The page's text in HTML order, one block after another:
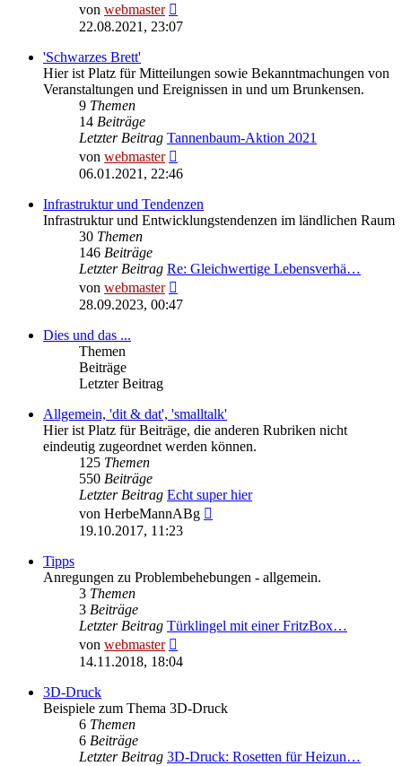
von webmaster
Beitrag
22.08.2021, 23:07
'Schwarzes Brett'
Hier ist Platz für Mitteilungen sowie Bekanntmachungen von
Veranstaltungen und Ereignissen in und um Brunkensen.
9 Themen
14 Beiträge
Letzter Beitrag Tannenbaum-Aktion 2021
von webmaster
Beitrag
06.01.2021, 22:46
Infrastruktur und Tendenzen
Infrastruktur und Entwicklungstendenzen im ländlichen Raum
30 Themen
146 Beiträge
Letzter Beitrag Re: Gleichwertige Lebensverhä…
von webmaster
Beitrag
28.09.2023, 00:47
Dies und das ...
Themen
Beiträge
Letzter Beitrag
Allgemein, 'dit & dat', 'smalltalk'
Hier ist Platz für Beiträge, die anderen Rubriken nicht
eindeutig zugeordnet werden können.
125 Themen
550 Beiträge
Letzter Beitrag Echt super hier
von HerbeMannABg
19.10.2017, 11:23
Tipps
Anregungen zu Problembehebungen - allgemein.
3 Themen
3 Beiträge
Letzter Beitrag Türklingel mit einer FritzBox…
von webmaster
Beitrag
14.11.2018, 18:04
3D-Druck
Beispiele zum Thema 3D-Druck
6 Themen
6 Beiträge
Letzter Beitrag 3D-Druck: Rosetten für Heizun…